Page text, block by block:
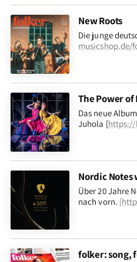
New Roots
Die junge
musicshop.de/
The Power of
Das neue
Juhola [https://
Nordic Notes
Über 20 Jahre
nach vorn. [
folker: song,